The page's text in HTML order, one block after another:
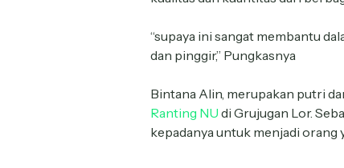
“supaya ini sangat membantu
dan pinggir,” Pungkasnya
Bintana Alin, merupakan putri
Ranting NU di Grujugan Lor.
kepadanya untuk menjadi orang